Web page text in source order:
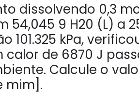
dissolvendo 0,3
54,045 9 H20 (L) a
101.325 kPa,
calor de 6870 J
Calcule o
mim].